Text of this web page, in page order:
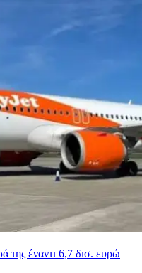
της έναντι 6,7 δισ. ευρώ